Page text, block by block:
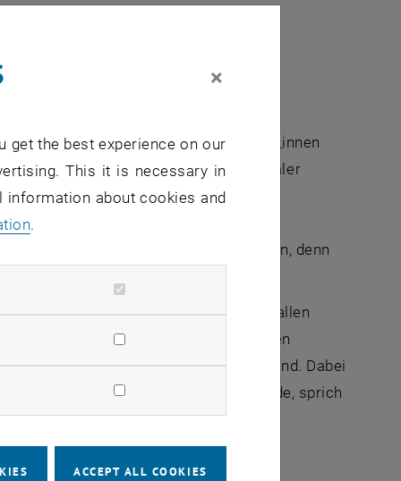
denn je, es gibt also viele Pensionist_innen
es dann um das Errechnen optimaler
vorzubeugen.
von Schäden, die durch vom
auch Tarife für Krankenversicherungen, denn
(KI) ein. Diese kommt ja in allen
Bei klassischen mathematischen
basierte Modelle komplexer sind. Dabei
reagiert, auf die sie nicht trainiert wurde, sprich
×
get the best experience on our
This it is necessary in
about cookies and
.
ACCEPT ALL COOKIES